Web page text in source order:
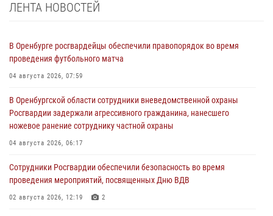
ЛЕНТА НОВОСТЕЙ
В Оренбурге росгвардейцы обеспечили правопорядок во время
проведения футбольного матча
04 августа 2026, 07:59
В Оренбургской области сотрудники вневедомственной охраны
Росгвардии задержали агрессивного гражданина, нанесшего
ножевое ранение сотруднику частной охраны
04 августа 2026, 06:17
Сотрудники Росгвардии обеспечили безопасность во время
проведения мероприятий, посвященных Дню ВДВ
02 августа 2026, 12:19 2